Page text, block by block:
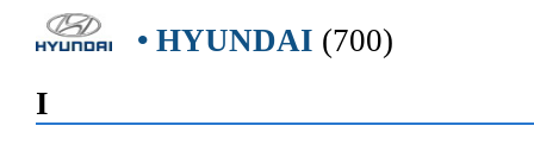
• HYUNDAI (700)
I